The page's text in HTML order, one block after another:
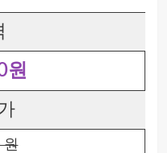
원
원